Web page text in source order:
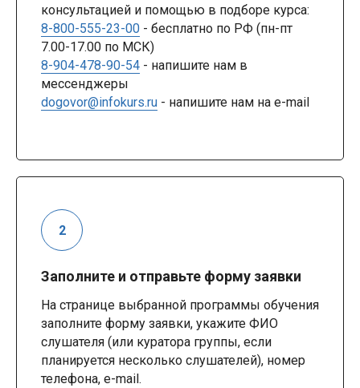
консультацией и помощью в подборе курса:
8-800-555-23-00 - бесплатно по РФ (пн-пт
7.00-17.00 по МСК)
8-904-478-90-54 - напишите нам в
мессенджеры
dogovor@infokurs.ru - напишите нам на e-mail
Заполните и отправьте форму заявки
На странице выбранной программы обучения
заполните форму заявки, укажите ФИО
слушателя (или куратора группы, если
планируется несколько слушателей), номер
телефона, e-mail.